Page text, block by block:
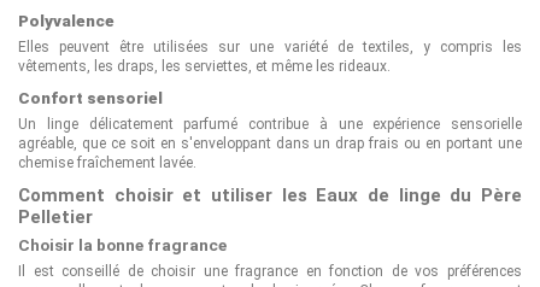
Polyvalence
Elles peuvent être utilisées sur une variété de textiles, y compris les
vêtements, les draps, les serviettes, et même les rideaux.
Confort sensoriel
Un linge délicatement parfumé contribue à une expérience sensorielle
agréable, que ce soit en s'enveloppant dans un drap frais ou en portant une
chemise fraîchement lavée.
Comment choisir et utiliser les Eaux de linge du Père
Pelletier
Choisir la bonne fragrance
Il est conseillé de choisir une fragrance en fonction de vos préférences